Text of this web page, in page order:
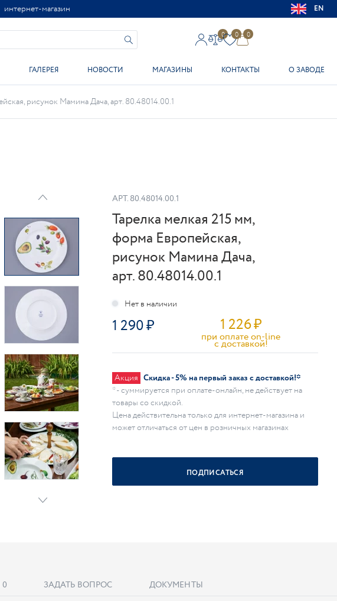
интернет-магазин EN
0 0 0
ГАЛЕРЕЯ НОВОСТИ МАГАЗИНЫ КОНТАКТЫ О ЗАВОДЕ
рисунок Мамина Дача, арт. 80.48014.00.1
АРТ. 80.48014.00.1
Тарелка мелкая 215 мм,
форма Европейская,
рисунок Мамина Дача,
арт. 80.48014.00.1
1 290 1 226₽
при оплате on-line
c доставкой!
Акция Скидка - 5% на первый заказ с доставкой!*
* - суммируется при оплате-онлайн, не действует на
товары со скидкой.
Цена действительна только для интернет-магазина и
может отличаться от цен в розничных магазинах
ПОДПИСАТЬСЯ
0 ЗАДАТЬ ВОПРОС ДОКУМЕНТЫ